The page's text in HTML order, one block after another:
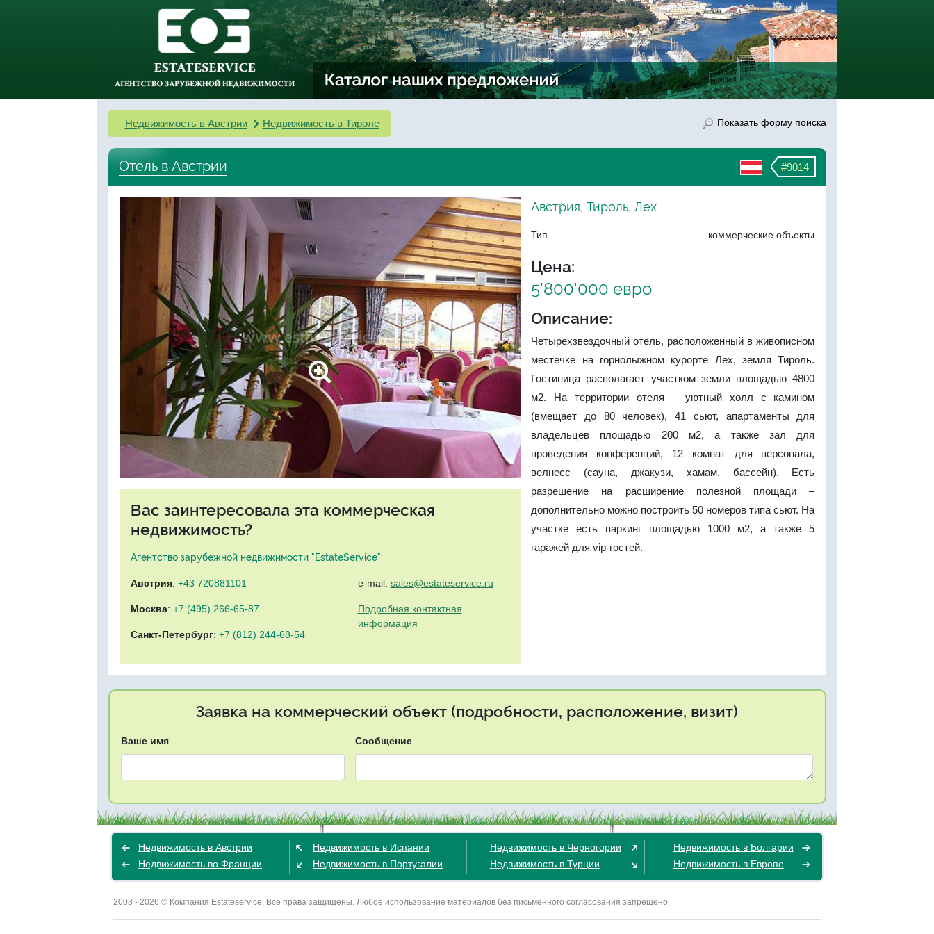
Недвижимость в Австрии Недвижимость в Тироле Показать форму поиска
#9014
Отель в Австрии
Вас заинтересовала эта коммерческая
недвижимость?
Агентство зарубежной недвижимости "EstateService"
Австрия: +43 720881101
Москва: +7 (495) 266-65-87
Санкт-Петербург: +7 (812) 244-68-54
e-mail: sales@estateservice.ru
Подробная контактная
информация
Австрия, Тироль, Лех
Тип коммерческие объекты
Цена:
5'800'000 евро
Описание:
Четырехзвездочный отель, расположенный в живописном
местечке на горнолыжном курорте Лех, земля Тироль.
Гостиница располагает участком земли площадью 4800
м2. На территории отеля – уютный холл с камином
(вмещает до 80 человек), 41 сьют, апартаменты для
владельцев площадью 200 м2, а также зал для
проведения конференций, 12 комнат для персонала,
велнесс (сауна, джакузи, хамам, бассейн). Есть
разрешение на расширение полезной площади –
дополнительно можно построить 50 номеров типа сьют. На
участке есть паркинг площадью 1000 м2, а также 5
гаражей для vip-гостей.
Заявка на коммерческий объект (подробности, расположение, визит)
Ваше имя Сообщение
Недвижимость в Австрии
Недвижимость во Франции
Недвижимость в Испании
Недвижимость в Португалии
Недвижимость в Черногории
Недвижимость в Турции
Недвижимость в Болгарии
Недвижимость в Европе
2003 - 2026 © Компания Estateservice. Все права защищены. Любое использование материалов без письменного согласования запрещено.